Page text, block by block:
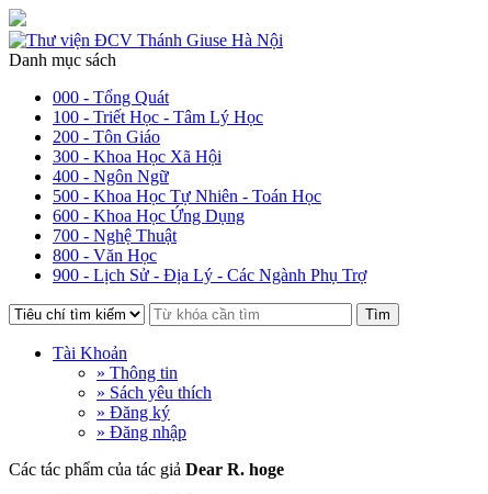
Danh mục sách
000 - Tổng Quát
100 - Triết Học - Tâm Lý Học
200 - Tôn Giáo
300 - Khoa Học Xã Hội
400 - Ngôn Ngữ
500 - Khoa Học Tự Nhiên - Toán Học
600 - Khoa Học Ứng Dụng
700 - Nghệ Thuật
800 - Văn Học
900 - Lịch Sử - Địa Lý - Các Ngành Phụ Trợ
Tìm
Tài Khoản
» Thông tin
» Sách yêu thích
» Đăng ký
» Đăng nhập
Các tác phẩm của tác giả Dear R. hoge